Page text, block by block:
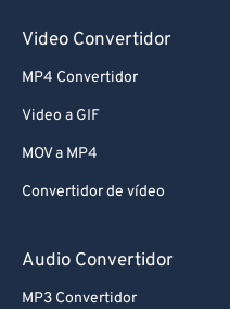
Video Convertidor
MP4 Convertidor
Video a GIF
MOV a MP4
Convertidor de vídeo
Audio Convertidor
MP3 Convertidor